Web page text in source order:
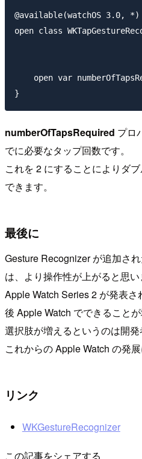
@available(watchOS 3.0, *)
open class
open var
numberOfTapsRequired プロ
でに必要なタップ回数です。
これを 2 にすることによりダ
できます。
最後に
Gesture Recognizer が追加さ
は、より操作性が上がると思い
Apple Watch Series 2 が発表
後 Apple Watch でできることが
選択肢が増えるというのは開発
これからの Apple Watch の発展
リンク
WKGestureRecognizer
この記事をシェアする